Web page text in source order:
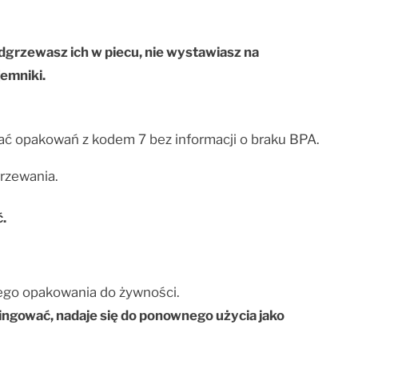
ich w piecu, nie wystawiasz na
opakowań z kodem 7 bez informacji o braku BPA.
opakowania do żywności.
nadaje się do ponownego użycia jako